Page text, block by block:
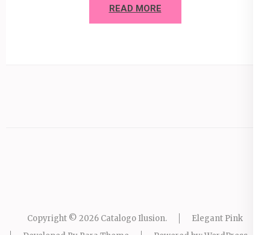
READ MORE
Copyright © 2026 Catalogo Ilusion.
Elegant Pink